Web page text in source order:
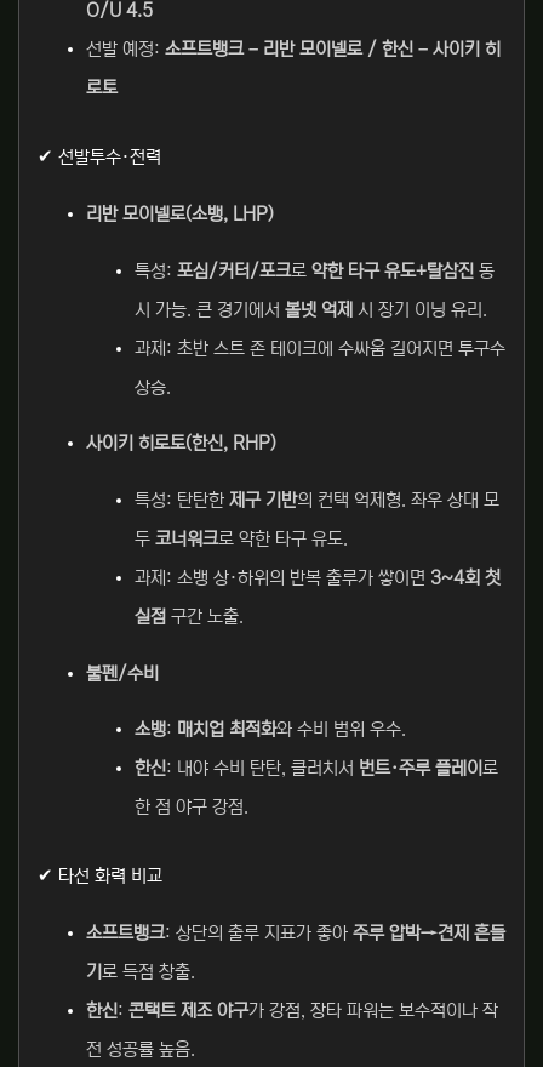
O/U 4.5
선발 예정: 소프트뱅크 – 리반 모이넬로 / 한신 – 사이키 히
로토
✔ 선발투수·전력
리반 모이넬로(소뱅, LHP)
특성: 포심/커터/포크로 약한 타구 유도+탈삼진 동
시 가능. 큰 경기에서 볼넷 억제 시 장기 이닝 유리.
과제: 초반 스트 존 테이크에 수싸움 길어지면 투구수
상승.
사이키 히로토(한신, RHP)
특성: 탄탄한 제구 기반의 컨택 억제형. 좌우 상대 모
두 코너워크로 약한 타구 유도.
과제: 소뱅 상·하위의 반복 출루가 쌓이면 3~4회 첫
실점 구간 노출.
불펜/수비
소뱅: 매치업 최적화와 수비 범위 우수.
한신: 내야 수비 탄탄, 클러치서 번트·주루 플레이 로
한 점 야구 강점.
✔ 타선 화력 비교
소프트뱅크: 상단의 출루 지표가 좋아 주루 압박→견제 흔들
기 로 득점 창출.
한신: 콘택트 제조 야구가 강점, 장타 파워는 보수적이나 작
전 성공률 높음.